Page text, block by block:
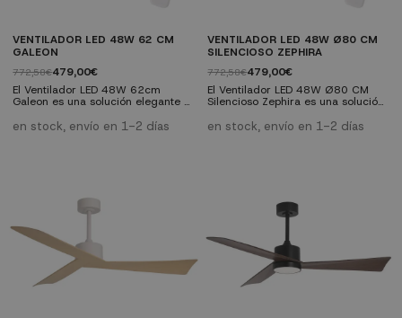
VENTILADOR LED 48W 62 CM
GALEON
772,58€479,00€
El Ventilador LED 48W 62cm
Galeon es una solución elegante y
interiores con eficiencia y estilo.
Este ventilador tipo plafón está
en stock, envío en 1-2 días
VENTILADOR LED 48W Ø80 CM
SILENCIOSO ZEPHIRA
772,58€479,00€
El Ventilador LED 48W Ø80 CM
Silencioso Zephira es una solución
ventilación eficiente con
iluminación LED regulable. Su
LED 48W regulable en 3
temperaturas de...
en stock, envío en 1-2 días